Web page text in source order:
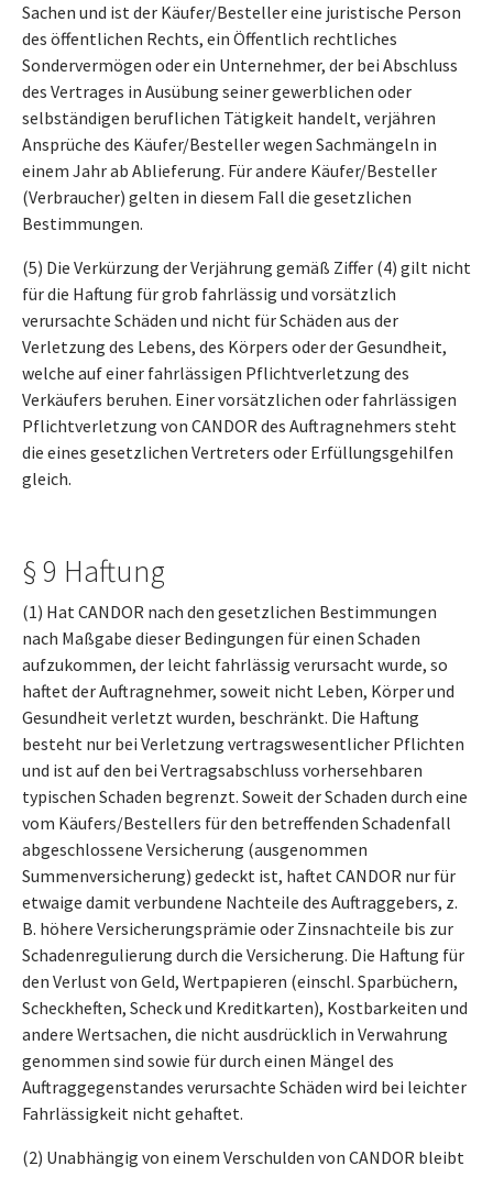
Sachen und ist der Käufer/Besteller eine juristische Person
des öffentlichen Rechts, ein Öffentlich rechtliches
Sondervermögen oder ein Unternehmer, der bei Abschluss
des Vertrages in Ausübung seiner gewerblichen oder
selbständigen beruflichen Tätigkeit handelt, verjähren
Ansprüche des Käufer/Besteller wegen Sachmängeln in
einem Jahr ab Ablieferung. Für andere Käufer/Besteller
(Verbraucher) gelten in diesem Fall die gesetzlichen
Bestimmungen.
(5) Die Verkürzung der Verjährung gemäß Ziffer (4) gilt nicht
für die Haftung für grob fahrlässig und vorsätzlich
verursachte Schäden und nicht für Schäden aus der
Verletzung des Lebens, des Körpers oder der Gesundheit,
welche auf einer fahrlässigen Pflichtverletzung des
Verkäufers beruhen. Einer vorsätzlichen oder fahrlässigen
Pflichtverletzung von CANDOR des Auftragnehmers steht
die eines gesetzlichen Vertreters oder Erfüllungsgehilfen
gleich.
§ 9 Haftung
(1) Hat CANDOR nach den gesetzlichen Bestimmungen
nach Maßgabe dieser Bedingungen für einen Schaden
aufzukommen, der leicht fahrlässig verursacht wurde, so
haftet der Auftragnehmer, soweit nicht Leben, Körper und
Gesundheit verletzt wurden, beschränkt. Die Haftung
besteht nur bei Verletzung vertragswesentlicher Pflichten
und ist auf den bei Vertragsabschluss vorhersehbaren
typischen Schaden begrenzt. Soweit der Schaden durch eine
vom Käufers/Bestellers für den betreffenden Schadenfall
abgeschlossene Versicherung (ausgenommen
Summenversicherung) gedeckt ist, haftet CANDOR nur für
etwaige damit verbundene Nachteile des Auftraggebers, z.
B. höhere Versicherungsprämie oder Zinsnachteile bis zur
Schadenregulierung durch die Versicherung. Die Haftung für
den Verlust von Geld, Wertpapieren (einschl. Sparbüchern,
Scheckheften, Scheck und Kreditkarten), Kostbarkeiten und
andere Wertsachen, die nicht ausdrücklich in Verwahrung
genommen sind sowie für durch einen Mängel des
Auftraggegenstandes verursachte Schäden wird bei leichter
Fahrlässigkeit nicht gehaftet.
(2) Unabhängig von einem Verschulden von CANDOR bleibt